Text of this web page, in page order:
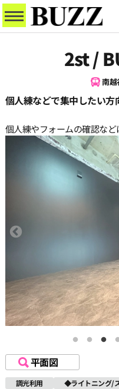
2st /
南
個人練などで集中したい方
個人練やフォームの確認など
平面図
調光利用 ◆ライトニング/